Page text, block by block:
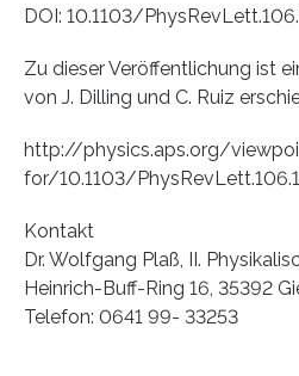
DOI: 10.1103/
Zu dieser Veröffentlichung ist
von J. Dilling und C. Ruiz
http://physics.aps.org/
for/10.1103/
Kontakt
Dr. Wolfgang Plaß, II.
Heinrich-Buff-Ring 16, 35392
Telefon: 0641 99- 33253